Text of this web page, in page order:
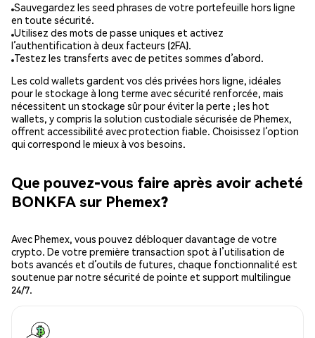
Sauvegardez les seed phrases de votre portefeuille hors ligne
en toute sécurité.
Utilisez des mots de passe uniques et activez
l’authentification à deux facteurs (2FA).
Testez les transferts avec de petites sommes d’abord.
Les cold wallets gardent vos clés privées hors ligne, idéales
pour le stockage à long terme avec sécurité renforcée, mais
nécessitent un stockage sûr pour éviter la perte ; les hot
wallets, y compris la solution custodiale sécurisée de Phemex,
offrent accessibilité avec protection fiable. Choisissez l’option
qui correspond le mieux à vos besoins.
Que pouvez-vous faire après avoir acheté
BONKFA sur Phemex?
Avec Phemex, vous pouvez débloquer davantage de votre
crypto. De votre première transaction spot à l’utilisation de
bots avancés et d’outils de futures, chaque fonctionnalité est
soutenue par notre sécurité de pointe et support multilingue
24/7.